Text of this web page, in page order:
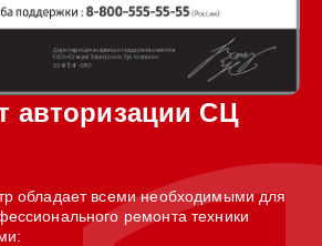
авторизации СЦ
обладает всеми необходимыми для
ремонта техники